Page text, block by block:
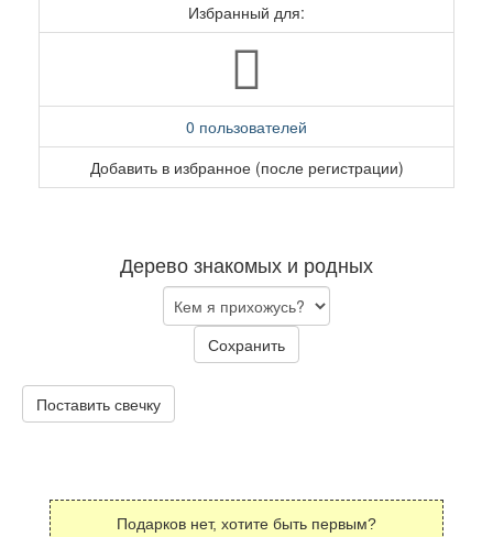
Избранный для:
0 пользователей
Добавить в избранное (после регистрации)
Дерево знакомых и родных
Сохранить
Поставить свечку
Подарков нет, хотите быть первым?